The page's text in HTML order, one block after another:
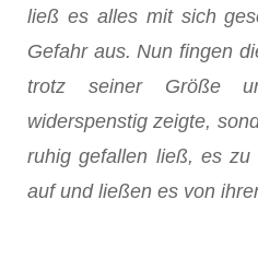
ließ es alles mit sich
Gefahr aus. Nun fingen
trotz seiner Größe
widerspenstig zeigte,
ruhig gefallen ließ, es zu
auf und ließen es von